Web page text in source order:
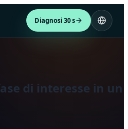
Diagnosi 30 s
di interesse in un